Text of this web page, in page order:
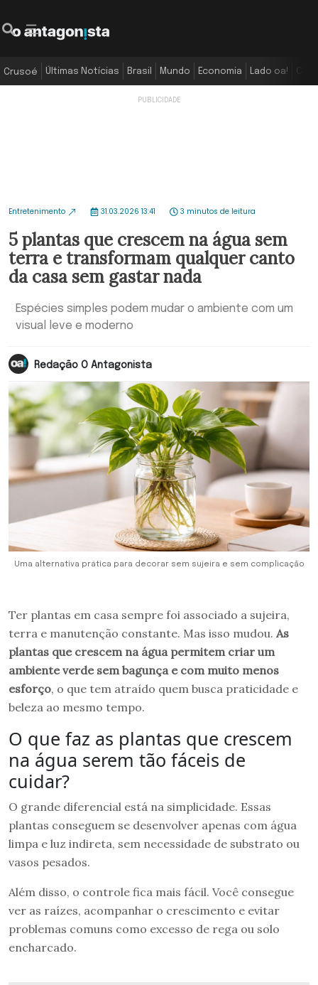
Crusoé Últimas Notícias Brasil Mundo Economia Lado oa!
Entretenimento 31.03.2026 13:41 3 minutos de leitura
5 plantas que crescem na água sem
terra e transformam qualquer canto
da casa sem gastar nada
Espécies simples podem mudar o ambiente com um
visual leve e moderno
Redação O Antagonista
Uma alternativa prática para decorar sem sujeira e sem complicação
Ter plantas em casa sempre foi associado a sujeira,
terra e manutenção constante. Mas isso mudou. As
plantas que crescem na água permitem criar um
ambiente verde sem bagunça e com muito menos
esforço, o que tem atraído quem busca praticidade e
beleza ao mesmo tempo.
O que faz as plantas que crescem
na água serem tão fáceis de
cuidar?
O grande diferencial está na simplicidade. Essas
plantas conseguem se desenvolver apenas com água
limpa e luz indireta, sem necessidade de substrato ou
vasos pesados.
Além disso, o controle fica mais fácil. Você consegue
ver as raízes, acompanhar o crescimento e evitar
problemas comuns como excesso de rega ou solo
encharcado.